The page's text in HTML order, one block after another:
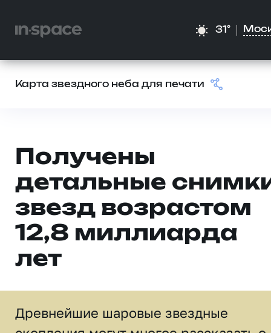
31°
Карта звездного неба для печати
Получены
детальные
звезд возрастом
12,8 миллиарда
лет
Древнейшие шаровые звездные